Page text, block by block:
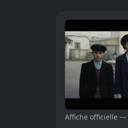
Affiche officielle —